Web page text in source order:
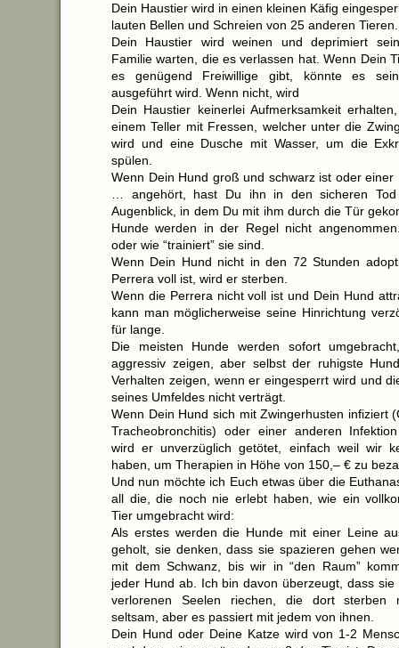
Dein Haustier wird in einen kleinen Käfig
lauten Bellen und Schreien von 25 anderen Tieren.
Dein Haustier wird weinen und deprimiert
Familie warten, die es verlassen hat. Wenn Dein
es genügend Freiwillige gibt, könnte es
ausgeführt wird. Wenn nicht, wird
Dein Haustier keinerlei Aufmerksamkeit
einem Teller mit Fressen, welcher unter die
wird und eine Dusche mit Wasser, um die
spülen.
Wenn Dein Hund groß und schwarz ist oder einer
… angehört, hast Du ihn in den sicheren
Augenblick, in dem Du mit ihm durch die Tür
Hunde werden in der Regel nicht
oder wie “trainiert” sie sind.
Wenn Dein Hund nicht in den 72 Stunden
Perrera voll ist, wird er sterben.
Wenn die Perrera nicht voll ist und Dein Hund
kann man möglicherweise seine Hinrichtung
für lange.
Die meisten Hunde werden sofort
aggressiv zeigen, aber selbst der ruhigste
Verhalten zeigen, wenn er eingesperrt wird und
seines Umfeldes nicht verträgt.
Wenn Dein Hund sich mit Zwingerhusten infiziert
Tracheobronchitis) oder einer anderen
wird er unverzüglich getötet, einfach weil wir
haben, um Therapien in Höhe von 150,– € zu
Und nun möchte ich Euch etwas über die
all die, die noch nie erlebt haben, wie ein
Tier umgebracht wird:
Als erstes werden die Hunde mit einer Leine
geholt, sie denken, dass sie spazieren gehen
mit dem Schwanz, bis wir in “den Raum”
jeder Hund ab. Ich bin davon überzeugt, dass sie
verlorenen Seelen riechen, die dort sterben
seltsam, aber es passiert mit jedem von ihnen.
Dein Hund oder Deine Katze wird von 1-2